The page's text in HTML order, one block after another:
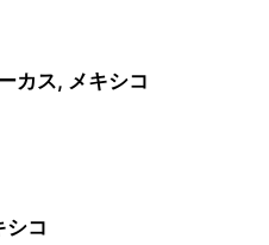
カス, メキシコ
シコ